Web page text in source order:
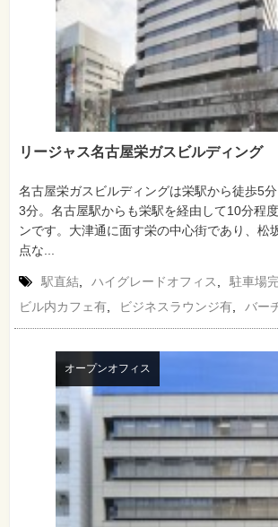
リージャス名古屋栄ガスビルディング
名古屋栄ガスビルディングは栄駅から徒歩5
3分。名古屋駅からも栄駅を経由して10分程
ンです。大津通に面す栄の中心街であり、松
点な...
駅直結 ハイグレードオフィス 駐車場
ビル内カフェ有
ビジネスラウンジ有 バー
オープンオフィス